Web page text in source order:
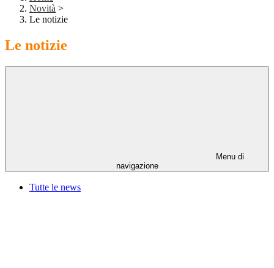
Novità >
Le notizie
Le notizie
Menu di
navigazione
Tutte le news